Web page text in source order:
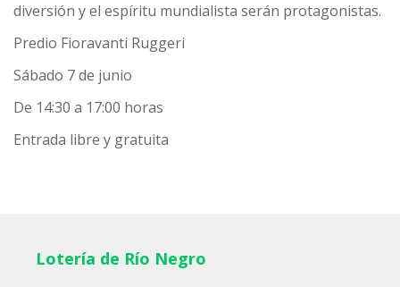
diversión y el espíritu mundialista serán protagonistas.
Predio Fioravanti Ruggeri
Sábado 7 de junio
De 14:30 a 17:00 horas
Entrada libre y gratuita
Lotería de Río Negro